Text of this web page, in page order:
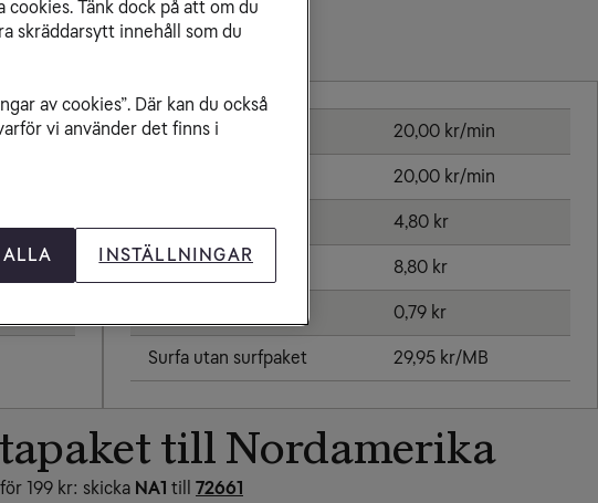
Priser inom St. Lucia
Ringa samtal 20,00 kr/min
20,00 kr/min
4,80 kr
Mms 8,80 kr
0,79 kr
Surfa utan surfpaket 29,95 kr/MB
till Nordamerika
för 199 kr: skicka NA1 till 72661
Tänk dock på att om du
skräddarsytt innehåll som du
av cookies”. Där kan du också
vi använder det finns i
INSTÄLLNINGAR